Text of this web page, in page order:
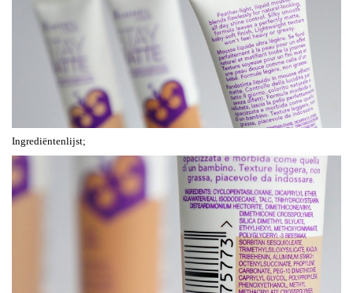
Ingrediëntenlijst;